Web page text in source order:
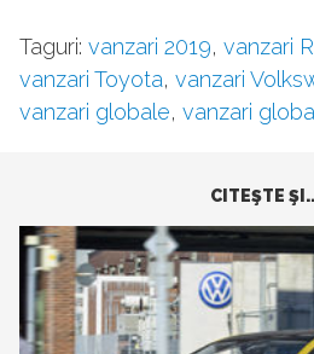
Taguri: vanzari 2019, vanzari
vanzari Toyota, vanzari
vanzari globale, vanzari
CITEŞTE